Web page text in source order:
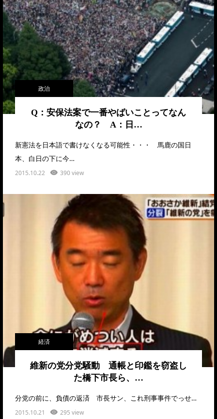
政治
Q：安保法案で一番やばいことってなん
なの？ A：日…
新憲法を日本語で書けなくなる可能性・・・ 馬鹿の国日
本、白日の下に今…
2015.10.22 390 view
経済
維新の党分党騒動 通帳と印鑑を窃盗し
た橋下市長ら、…
分党の前に、負債の返済 市長サン、これ刑事事件でっせ…
2015.10.21 295 view